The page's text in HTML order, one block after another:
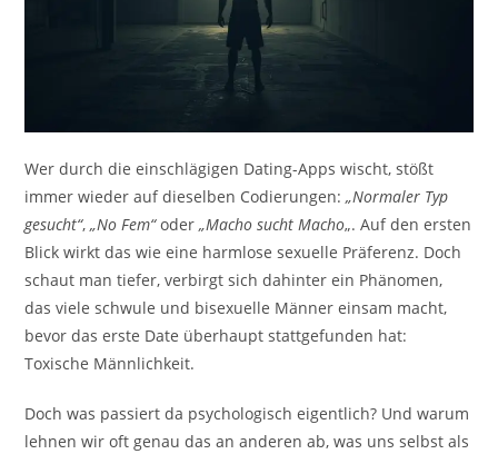
Wer durch die einschlägigen Dating-Apps wischt, stößt
immer wieder auf dieselben Codierungen:„Normaler Typ
gesucht“,„No Fem“oder„Macho sucht Macho„. Auf den ersten
Blick wirkt das wie eine harmlose sexuelle Präferenz. Doch
schaut man tiefer, verbirgt sich dahinter ein Phänomen,
das viele schwule und bisexuelle Männer einsam macht,
bevor das erste Date überhaupt stattgefunden hat:
Toxische Männlichkeit.
Doch was passiert da psychologisch eigentlich? Und warum
lehnen wir oft genau das an anderen ab, was uns selbst als